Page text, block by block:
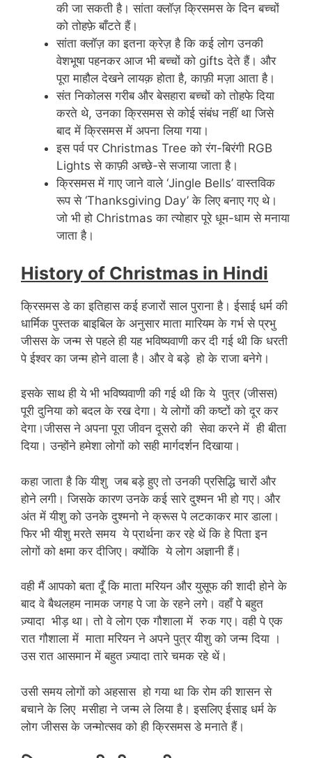
की जा सकती है। सांता क्लॉज़ क्रिसमस के दिन बच्चों
को तोहफ़े बाँटते हैं।
सांता क्लॉज़ का इतना क्रेज़ है कि कई लोग उनकी
वेशभूषा पहनकर आज भी बच्चों को gifts देते हैं। और
पूरा माहौल देखने लायक़ होता है, काफ़ी मज़ा आता है।
संत निकोलस गरीब और बेसहारा बच्‍चों को तोहफे दिया
करते थे, उनका क्रिसमस से कोई संबंध नहीं था जिसे
बाद में क्रिसमस में अपना लिया गया।
इस पर्व पर Christmas Tree को रंग-बिरंगी RGB
Lights से काफ़ी अच्छे-से सजाया जाता है।
क्रिसमस में गाए जाने वाले ‘Jingle Bells’ वास्तविक
रूप से ‘Thanksgiving Day’ के लिए बनाए गए थे।
जो भी हो Christmas का त्योहार पूरे धूम-धाम से मनाया
जाता है।
History of Christmas in Hindi
क्रिसमस डे का इतिहास कई हजारों साल पुराना है। ईसाई धर्म की
धार्मिक पुस्तक बाइबिल के अनुसार माता मारियम के गर्भ से प्रभु
जीसस के जन्म से पहले ही यह भविष्यवाणी कर दी गई थी कि धरती
पे ईश्वर का जन्म होने वाला है। और वे बड़े हो के राजा बनेगे।
इसके साथ ही ये भी भविष्यवाणी की गई थी कि ये पुत्र (जीसस)
पूरी दुनिया को बदल के रख देगा। ये लोगों की कष्टों को दूर कर
देगा।जीसस ने अपना पूरा जीवन दूसरो की सेवा करने में ही बीता
दिया। उन्होंने हमेशा लोगों को सही मार्गदर्शन दिखाया।
कहा जाता है कि यीशु जब बड़े हुए तो उनकी प्रसिद्धि चारों और
होने लगी। जिसके कारण उनके कई सारे दुश्मन भी हो गए। और
अंत में यीशु को उनके दुश्मनो ने क्रूस पे लटकाकर मार डाला।
फिर भी यीशु मरते समय ये प्रार्थना कर रहे थें कि हे पिता इन
लोगों को क्षमा कर दीजिए। क्योंकि ये लोग अज्ञानी हैं।
वही मैं आपको बता दूँ कि माता मरियन और युसूफ की शादी होने के
बाद वे बैथलहम नामक जगह पे जा के रहने लगे। वहाँ पे बहुत
ज़्यादा भीड़ था। तो वे लोग एक गौशाला में रुक गए। वही पे एक
रात गौशाला में माता मरियन ने अपने पुत्र यीशु को जन्म दिया ।
उस रात आसमान में बहुत ज़्यादा तारे चमक रहे थें।
उसी समय लोगों को अहसास हो गया था कि रोम की शासन से
बचाने के लिए मसीहा ने जन्म ले लिया है। इसलिए ईसाइ धर्म के
लोग जीसस के जन्मोत्सव को ही क्रिसमस डे मनाते हैं।